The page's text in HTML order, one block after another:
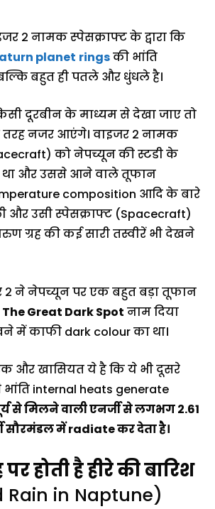
2 नामक स्पेसक्राफ्ट के द्वारा कि
planet ringsकी भांति
बहुत ही पतले और धुंधले है।
दूरबीन के माध्यम से देखा जाए तो
तरह नजर आएंगे। वाइजर 2 नामक
को नेपच्यून की स्टडी के
था और उससे आने वाले तूफान
composition आदि के बारे
और उसी स्पेसक्राफ्ट (Spacecraft)
ग्रह की कई सारी तस्वीरें भी देखने
2 ने नेपच्यून पर एक बहुत बड़ा तूफान
The Great Dark Spot नाम दिया
में काफी dark colour का था।
और खासियत ये है कि ये भी दूसरे
internal heats generate
से मिलने वाली एनर्जी से लगभग 2.61
सौरमंडल में radiate कर देता है।
होती है हीरे की बारिश
Rain in Naptune)